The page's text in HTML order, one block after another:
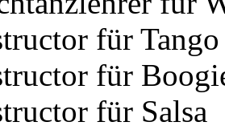
für
für
für Salsa